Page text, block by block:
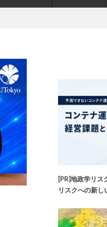
[PR]地政学リス
リスクへの新し